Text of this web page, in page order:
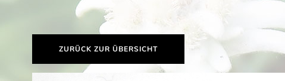
ZURÜCK ZUR ÜBERSICHT